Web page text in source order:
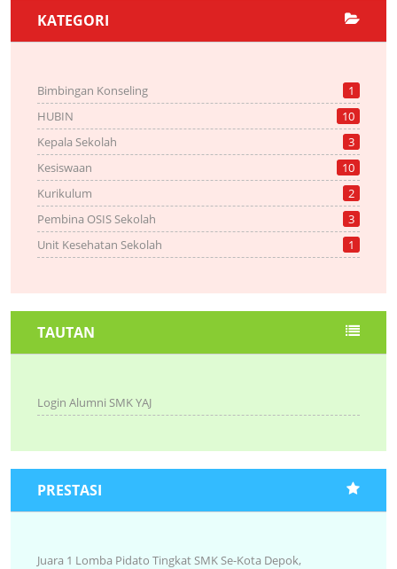
KATEGORI
Bimbingan Konseling
1
HUBIN
10
Kepala Sekolah
3
Kesiswaan
10
Kurikulum
2
Pembina OSIS Sekolah
3
Unit Kesehatan Sekolah
1
TAUTAN
Login Alumni SMK YAJ
PRESTASI
Juara 1 Lomba Pidato Tingkat SMK Se-Kota Depok,